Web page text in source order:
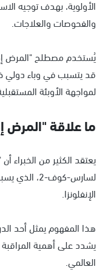
الأولوية، بهدف توجيه
والفحوصات والعلاجات.
يُستخدم مصطلح "المرض
قد يتسبب في وباء دولي
لمواجهة الأوبئة
ما علاقة "المرض
يعتقد الكثير من
الإنفلونزا.
هذا المفهوم يمثل أحد
يشدد على أهمية المراقبة
العالمي.